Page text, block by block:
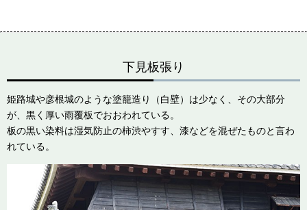
下見板張り
姫路城や彦根城のような塗籠造り（白壁）は少なく、その大部分
が、黒く厚い雨覆板でおおわれている。
板の黒い染料は湿気防止の柿渋やすす、漆などを混ぜたものと言わ
れている。